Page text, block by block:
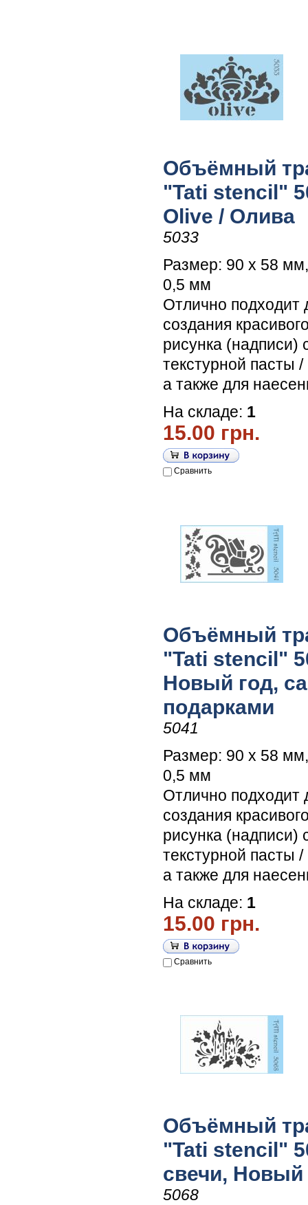
Объёмный
"Tati stencil"
Olive / Олива
5033
Размер: 90 х 58
0,5 мм
Отлично подходит
создания
рисунка
текстурной пасты
а также для
На складе: 1
15.00 грн.
Сравнить
Объёмный
"Tati stencil"
Новый год,
подарками
5041
Размер: 90 х 58
0,5 мм
Отлично подходит
создания
рисунка
текстурной пасты
а также для
На складе: 1
15.00 грн.
Сравнить
Объёмный
"Tati stencil"
свечи, Новый
5068